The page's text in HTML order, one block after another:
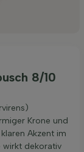
8/10
Krone und
Akzent im
wirkt dekorativ